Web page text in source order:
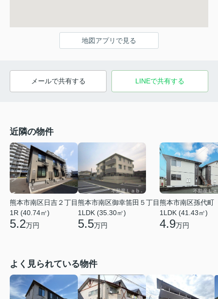
地図アプリで見る
メールで共有する LINEで共有する
近隣の物件
熊本市南区日吉２丁目
1R (40.74㎡)
5.2万円
熊本市南区御幸笛田５丁目
1LDK (35.30㎡)
5.5万円
熊本市南区孫代町
1LDK (41.43㎡)
4.9万円
よく見られている物件